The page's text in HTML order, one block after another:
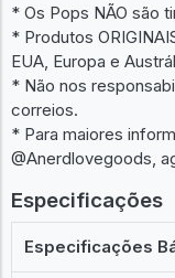
* Os Pops NÃO são
* Produtos
EUA, Europa e
* Não nos
correios.
* Para maiores
@Anerdlovegoods,
Especificações
Especificações